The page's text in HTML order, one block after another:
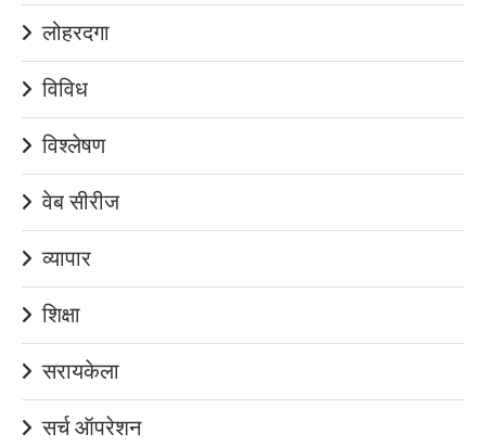
लोहरदगा
विविध
विश्लेषण
वेब सीरीज
व्यापार
शिक्षा
सरायकेला
सर्च ऑपरेशन